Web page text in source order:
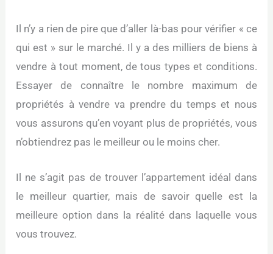
Il n’y a rien de pire que d’aller là-bas pour vérifier « ce
qui est » sur le marché. Il y a des milliers de biens à
vendre à tout moment, de tous types et conditions.
Essayer de connaître le nombre maximum de
propriétés à vendre va prendre du temps et nous
vous assurons qu’en voyant plus de propriétés, vous
n’obtiendrez pas le meilleur ou le moins cher.
Il ne s’agit pas de trouver l’appartement idéal dans
le meilleur quartier, mais de savoir quelle est la
meilleure option dans la réalité dans laquelle vous
vous trouvez.